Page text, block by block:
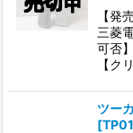
【
三菱
可否
【ク
ツー
[TP01